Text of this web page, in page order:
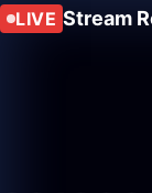
LIVE Stream